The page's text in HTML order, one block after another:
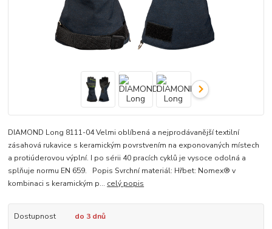
DIAMOND Long 8111-04 Velmi oblíbená a nejprodávanější textilní
zásahová rukavice s keramickým povrstvením na exponovaných místech
a protiúderovou výplní. I po sérii 40 pracích cyklů je vysoce odolná a
splňuje normu EN 659. Popis Svrchní materiál: Hřbet: Nomex® v
kombinaci s keramickým p... celý popis
Dostupnost do 3 dnů